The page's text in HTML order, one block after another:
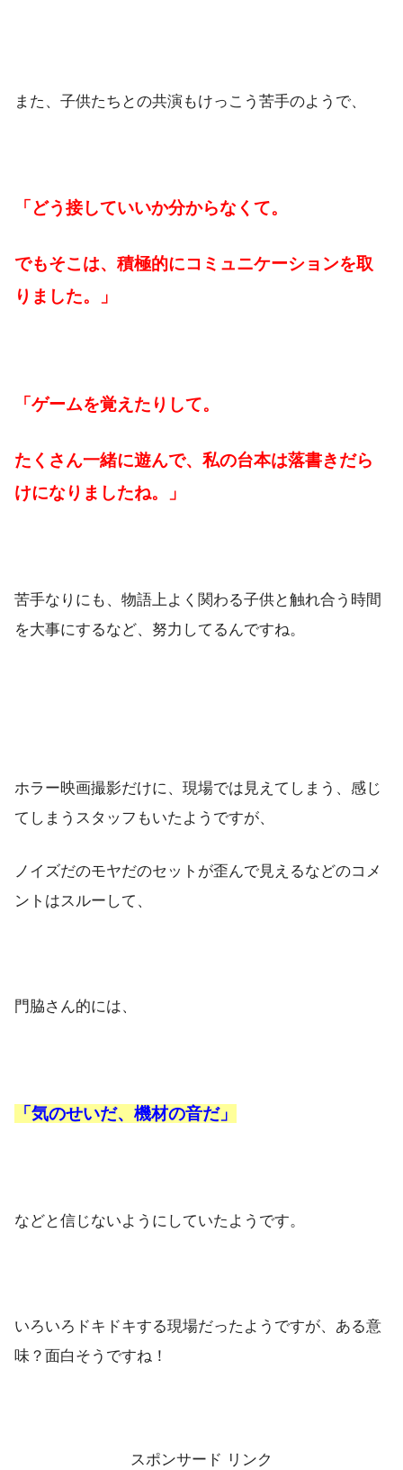
また、子供たちとの共演もけっこう苦手のようで、
「どう接していいか分からなくて。
でもそこは、積極的にコミュニケーションを取
りました。」
「ゲームを覚えたりして。
たくさん一緒に遊んで、私の台本は落書きだら
けになりましたね。」
苦手なりにも、物語上よく関わる子供と触れ合う時間
を大事にするなど、努力してるんですね。
ホラー映画撮影だけに、現場では見えてしまう、感じ
てしまうスタッフもいたようですが、
ノイズだのモヤだのセットが歪んで見えるなどのコメ
ントはスルーして、
門脇さん的には、
「気のせいだ、機材の音だ」
などと信じないようにしていたようです。
いろいろドキドキする現場だったようですが、ある意
味？面白そうですね！
スポンサード リンク